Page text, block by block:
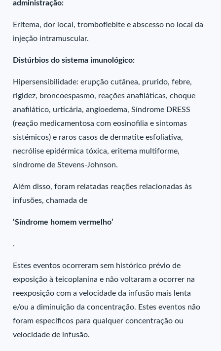
administração:
Eritema, dor local, tromboflebite e abscesso no local da
injeção intramuscular.
Distúrbios do sistema imunológico:
Hipersensibilidade: erupção cutânea, prurido, febre,
rigidez, broncoespasmo, reações anafiláticas, choque
anafilático, urticária, angioedema, Síndrome DRESS
(reação medicamentosa com eosinofilia e sintomas
sistémicos) e raros casos de dermatite esfoliativa,
necrólise epidérmica tóxica, eritema multiforme,
síndrome de Stevens-Johnson.
Além disso, foram relatadas reações relacionadas às
infusões, chamada de
‘Síndrome homem vermelho’
.
Estes eventos ocorreram sem histórico prévio de
exposição à teicoplanina e não voltaram a ocorrer na
reexposição com a velocidade da infusão mais lenta
e/ou a diminuição da concentração. Estes eventos não
foram específicos para qualquer concentração ou
velocidade de infusão.